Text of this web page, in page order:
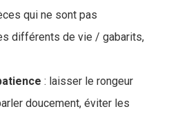
qui ne sont pas
différents de vie / gabarits,
: laisser le rongeur
doucement, éviter les